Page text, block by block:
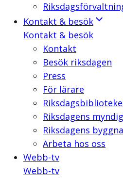
Kontakt & besök
Kontakt & besök
Kontakt
Besök riksdagen
Press
För lärare
Riksdagens
Riksdagens
Arbeta hos oss
Webb-tv
Webb-tv